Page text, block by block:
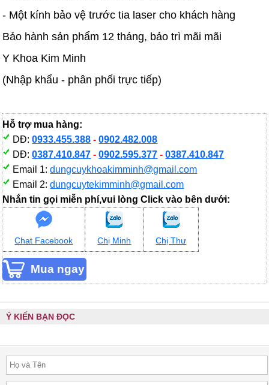
- Một kính bảo vệ trước tia laser cho khách hàng
Bảo hành sản phẩm 12 tháng, bảo trì mãi mãi
Y Khoa Kim Minh
(Nhập khẩu - phân phối trực tiếp)
Hỗ trợ mua hàng:
DĐ:0933.455.388 -0902.482.008
DĐ:0387.410.847 -0902.595.377 -0387.410.847
Email 1:dungcuykhoakimminh@gmail.com
Email 2:dungcuytekimminh@gmail.com
Nhắn tin gọi miễn phí,vui lòng Click vào bên dưới:
Chat Facebook Chị Minh Chị Thư
Ý KIẾN BẠN ĐỌC